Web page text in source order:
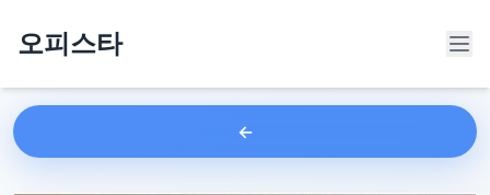
오피스타